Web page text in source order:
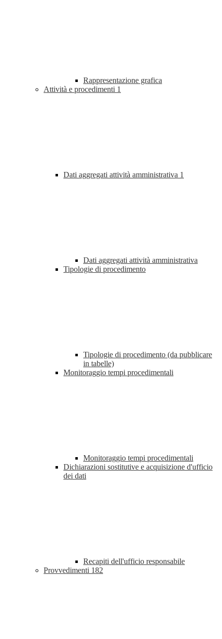
Rappresentazione grafica
Attività e procedimenti 1
Dati aggregati attività amministrativa 1
Dati aggregati attività amministrativa
Tipologie di procedimento
Tipologie di procedimento (da pubblicare
in tabelle)
Monitoraggio tempi procedimentali
Monitoraggio tempi procedimentali
Dichiarazioni sostitutive e acquisizione d'ufficio
dei dati
Recapiti dell'ufficio responsabile
Provvedimenti 182